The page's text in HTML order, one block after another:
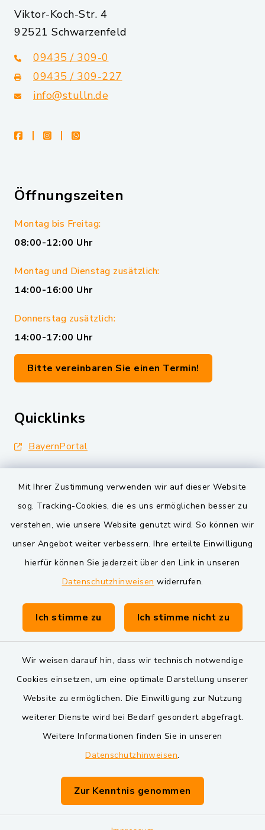
Mit Ihrer Zustimmung verwenden wir auf dieser Website
sog. Tracking-Cookies, die es uns ermöglichen besser zu
verstehen, wie unsere Website genutzt wird. So können wir
unser Angebot weiter verbessern. Ihre erteilte Einwilligung
hierfür können Sie jederzeit über den Link in unseren
Datenschutzhinweisen widerrufen.
Ich stimme zu Ich stimme nicht zu
Wir weisen darauf hin, dass wir technisch notwendige
Cookies einsetzen, um eine optimale Darstellung unserer
Website zu ermöglichen. Die Einwilligung zur Nutzung
weiterer Dienste wird bei Bedarf gesondert abgefragt.
Weitere Informationen finden Sie in unseren
Datenschutzhinweisen.
Zur Kenntnis genommen
Viktor-Koch-Str. 4
92521 Schwarzenfeld
09435 / 309-0
09435 / 309-227
info@stulln.de
facebookinstagramwhatsapp
Öffnungszeiten
Montag bis Freitag:
08:00-12:00 Uhr
Montag und Dienstag zusätzlich:
14:00-16:00 Uhr
Donnerstag zusätzlich:
14:00-17:00 Uhr
Bitte vereinbaren Sie einen Termin!
Quicklinks
BayernPortal
Landkreis Schwandorf
VG und Gemeinden
Markt Schwarzenfeld
Gemeinde Schwarzach bei Nabburg
Verwaltungsgemeinschaft Schwarzenfeld
Barrierefreiheit
Impressum